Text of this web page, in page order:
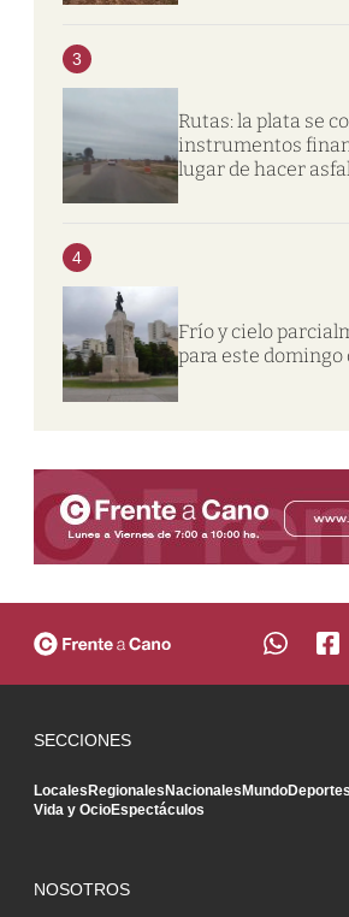
3
Rutas: la plata se
instrumentos
lugar de hacer
4
Frío y cielo
para este domingo
SECCIONES
LocalesRegionalesNacionalesMundoDeportes
Vida y OcioEspectáculos
NOSOTROS